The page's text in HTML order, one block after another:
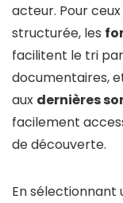
acteur. Pour
structurée, les
facilitent le tri
documentaires,
aux dernières
facilement
de découverte.
En sélectionnant